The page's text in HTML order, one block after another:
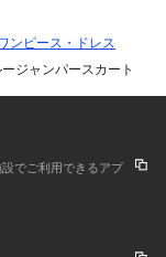
行事など、さま
すすめのアイテム
画像をご確認くだ
ンピース・ドレス
ジャンパースカート
でご利用できるアプ